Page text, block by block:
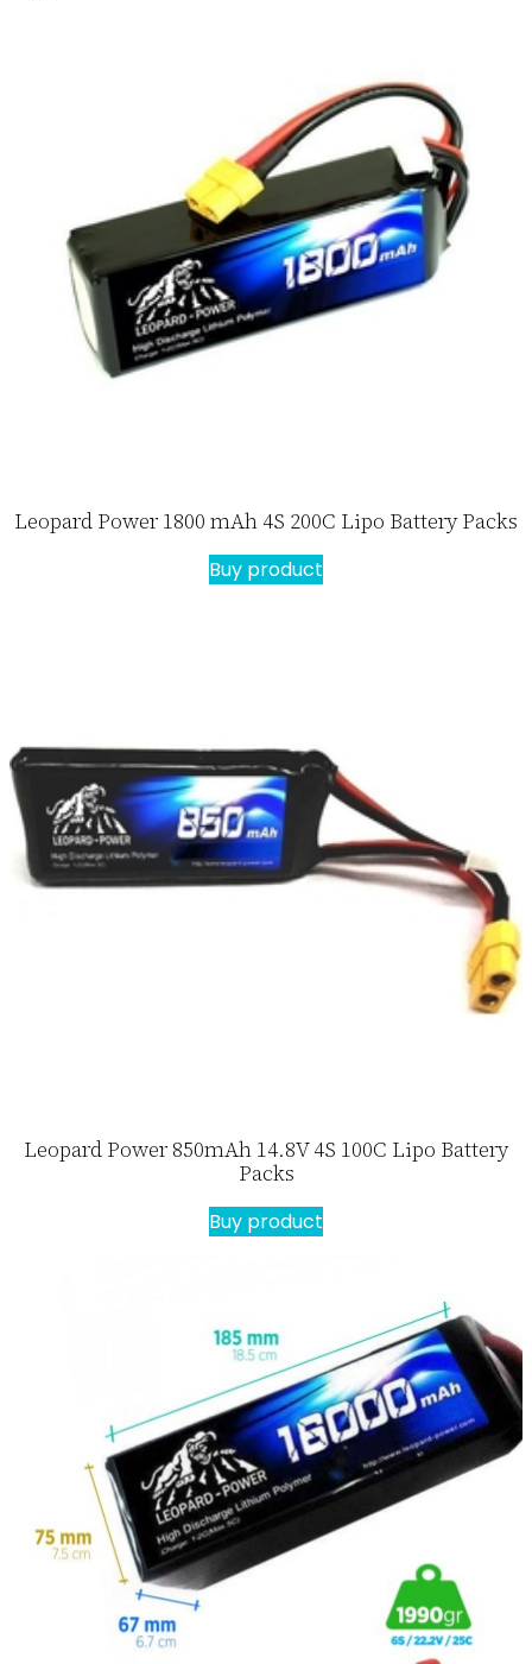
Leopard Power 1800 mAh 4S 200C Lipo Battery Packs
Buy product
Leopard Power 850mAh 14.8V 4S 100C Lipo Battery
Packs
Buy product